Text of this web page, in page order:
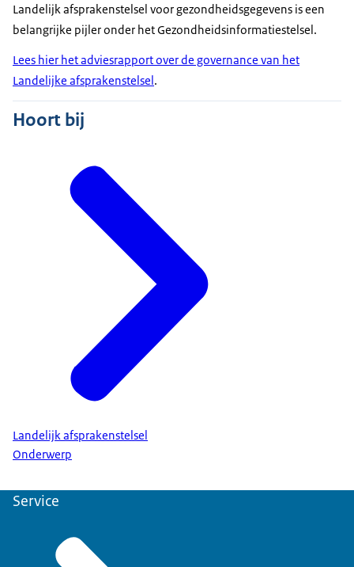
Landelijk afsprakenstelsel voor gezondheidsgegevens is een
belangrijke pijler onder het Gezondheidsinformatiestelsel.
Lees hier het adviesrapport over de governance van het
Landelijke afsprakenstelsel .
Hoort bij
Landelijk afsprakenstelsel
Onderwerp
Service